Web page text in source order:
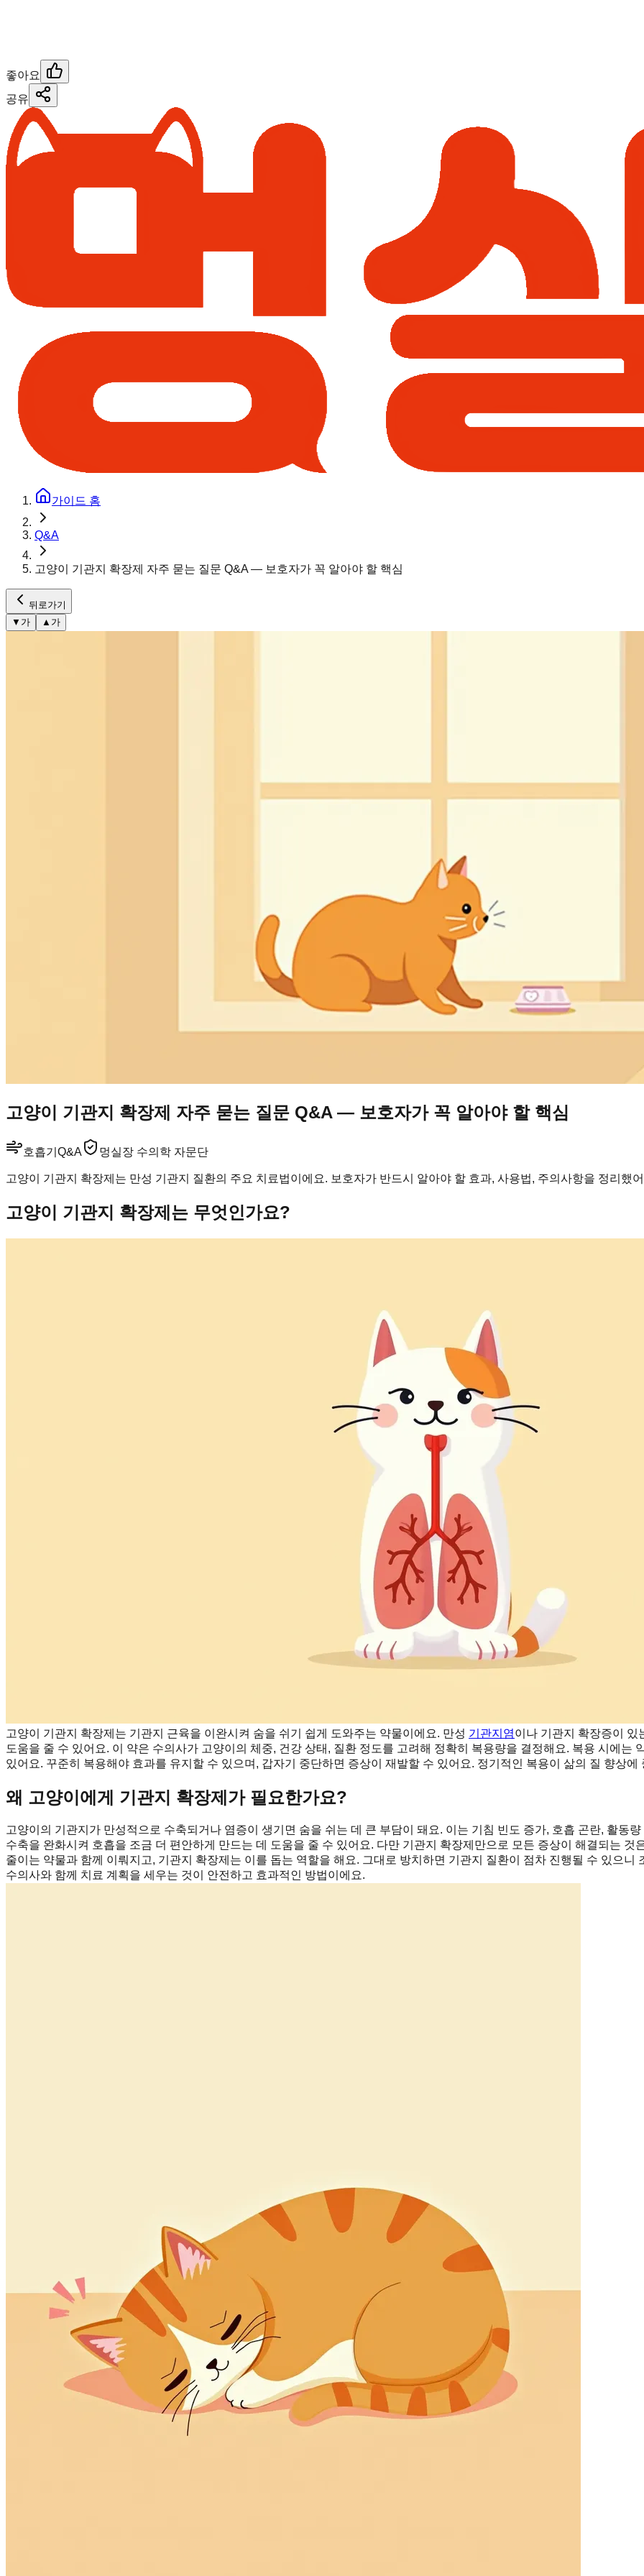
좋아요
공유
가이드 홈
Q&A
고양이 기관지 확장제 자주 묻는 질문 Q&A — 보호자가 꼭 알아야 할 핵심
뒤로가기
▼ 가 ▲ 가
고양이 기관지 확장제 자주 묻는 질문 Q&A — 보호자가 꼭 알아야 할 핵심
호흡기 Q&A 멍실장 수의학 자문단
고양이 기관지 확장제는 만성 기관지 질환의 주요 치료법이에요. 보호자가 반드시 알아야 할 효과, 사용법, 주의사항을 정리했
고양이 기관지 확장제는 무엇인가요?
고양이 기관지 확장제는 기관지 근육을 이완시켜 숨을 쉬기 쉽게 도와주는 약물이에요. 만성 기관지염이나 기관지 확장증이
도움을 줄 수 있어요. 이 약은 수의사가 고양이의 체중, 건강 상태, 질환 정도를 고려해 정확히 복용량을 결정해요. 복용 시에는
있어요. 꾸준히 복용해야 효과를 유지할 수 있으며, 갑자기 중단하면 증상이 재발할 수 있어요. 정기적인 복용이 삶의 질 향상에
왜 고양이에게 기관지 확장제가 필요한가요?
고양이의 기관지가 만성적으로 수축되거나 염증이 생기면 숨을 쉬는 데 큰 부담이 돼요. 이는 기침 빈도 증가, 호흡 곤란, 활동
수축을 완화시켜 호흡을 조금 더 편안하게 만드는 데 도움을 줄 수 있어요. 다만 기관지 확장제만으로 모든 증상이 해결되는
줄이는 약물과 함께 이뤄지고, 기관지 확장제는 이를 돕는 역할을 해요. 그대로 방치하면 기관지 질환이 점차 진행될 수 있으
수의사와 함께 치료 계획을 세우는 것이 안전하고 효과적인 방법이에요.